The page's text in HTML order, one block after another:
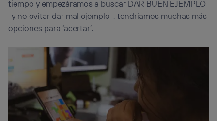
tiempo y empezáramos a buscar DAR BUEN EJEMPLO
-y no evitar dar mal ejemplo-, tendríamos muchas más
opciones para ‘acertar’.